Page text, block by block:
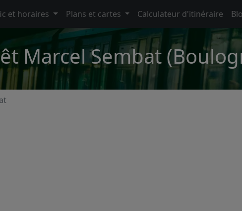
et horaires Plans et cartes Calculateur d'itinéraire
Marcel Sembat